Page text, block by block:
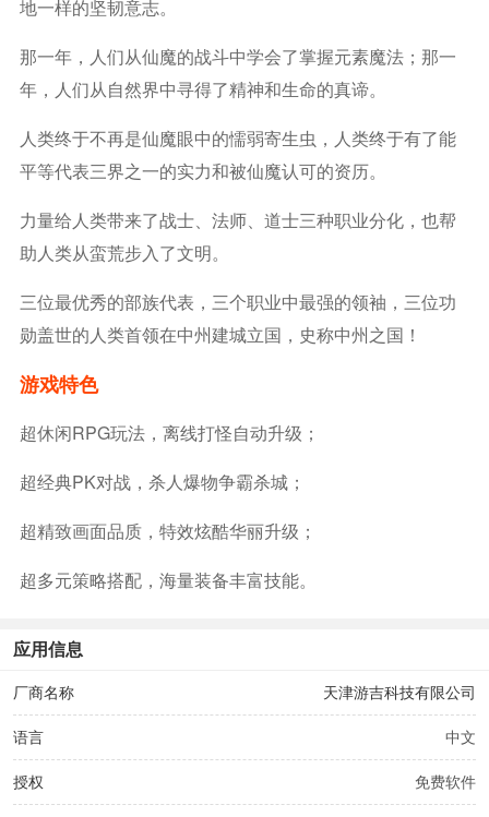
地一样的坚韧意志。
那一年，人们从仙魔的战斗中学会了掌握元素魔法；那一
年，人们从自然界中寻得了精神和生命的真谛。
人类终于不再是仙魔眼中的懦弱寄生虫，人类终于有了能
平等代表三界之一的实力和被仙魔认可的资历。
力量给人类带来了战士、法师、道士三种职业分化，也帮
助人类从蛮荒步入了文明。
三位最优秀的部族代表，三个职业中最强的领袖，三位功
勋盖世的人类首领在中州建城立国，史称中州之国！
游戏特色
超休闲RPG玩法，离线打怪自动升级；
超经典PK对战，杀人爆物争霸杀城；
超精致画面品质，特效炫酷华丽升级；
超多元策略搭配，海量装备丰富技能。
应用信息
厂商名称 天津游吉科技有限公司
语言 中文
授权 免费软件